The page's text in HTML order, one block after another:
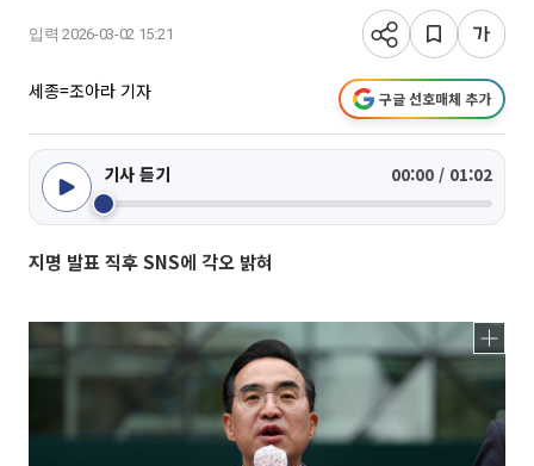
입력 2026-03-02 15:21
세종=조아라 기자 구글 선호매체 추가
기사 듣기 00:00 / 01:02
지명 발표 직후 SNS에 각오 밝혀